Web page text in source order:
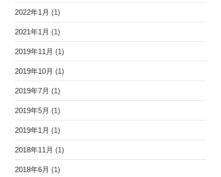
2022年1月 (1)
2021年1月 (1)
2019年11月 (1)
2019年10月 (1)
2019年7月 (1)
2019年5月 (1)
2019年1月 (1)
2018年11月 (1)
2018年6月 (1)